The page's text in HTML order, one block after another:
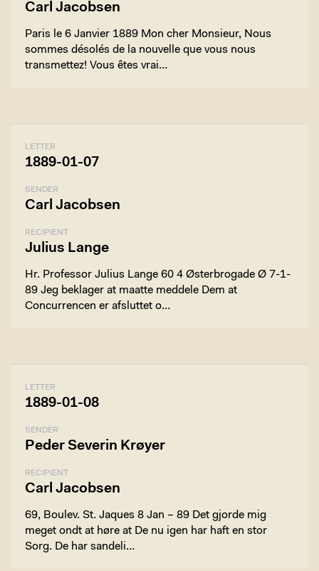
Carl Jacobsen
Paris le 6 Janvier 1889 Mon cher Monsieur, Nous
sommes désolés de la nouvelle que vous nous
transmettez! Vous êtes vrai…
LETTER
1889-01-07
SENDER
Carl Jacobsen
RECIPIENT
Julius Lange
Hr. Professor Julius Lange 60 4 Østerbrogade Ø 7-1-
89 Jeg beklager at maatte meddele Dem at
Concurrencen er afsluttet o…
LETTER
1889-01-08
SENDER
Peder Severin Krøyer
RECIPIENT
Carl Jacobsen
69, Boulev. St. Jaques 8 Jan – 89 Det gjorde mig
meget ondt at høre at De nu igen har haft en stor
Sorg. De har sandeli…